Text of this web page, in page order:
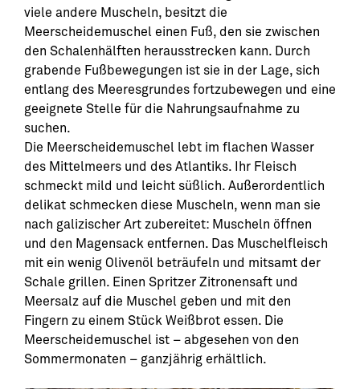
viele andere Muscheln, besitzt die
Meerscheidemuschel einen Fuß, den sie zwischen
den Schalenhälften herausstrecken kann. Durch
grabende Fußbewegungen ist sie in der Lage, sich
entlang des Meeresgrundes fortzubewegen und eine
geeignete Stelle für die Nahrungsaufnahme zu
suchen.
Die Meerscheidemuschel lebt im flachen Wasser
des Mittelmeers und des Atlantiks. Ihr Fleisch
schmeckt mild und leicht süßlich. Außerordentlich
delikat schmecken diese Muscheln, wenn man sie
nach galizischer Art zubereitet: Muscheln öffnen
und den Magensack entfernen. Das Muschelfleisch
mit ein wenig Olivenöl beträufeln und mitsamt der
Schale grillen. Einen Spritzer Zitronensaft und
Meersalz auf die Muschel geben und mit den
Fingern zu einem Stück Weißbrot essen. Die
Meerscheidemuschel ist – abgesehen von den
Sommermonaten – ganzjährig erhältlich.